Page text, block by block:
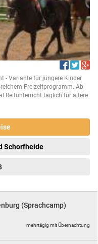
- Variante für jüngere Kinder
Freizeitprogramm. Ab
Reitunterricht täglich für ältere
Schorfheide
(Sprachcamp)
mehrtägig mit Übernachtung